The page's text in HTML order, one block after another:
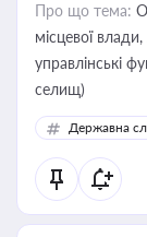
Про що тема:
місцевої
управлінські
селищ)
Державна